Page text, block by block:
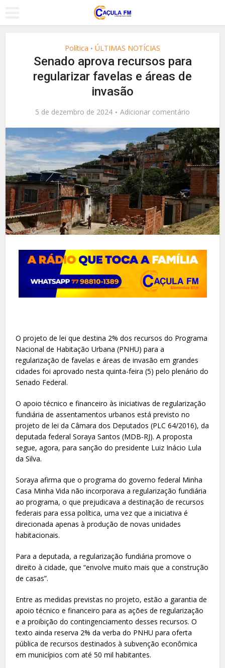
Política • ÚLTIMAS NOTÍCIAS
Senado aprova recursos para
regularizar favelas e áreas de
invasão
5 de dezembro de 2024 Adicionar comentário
O projeto de lei que destina 2% dos recursos do Programa
Nacional de Habitação Urbana (PNHU) para a
regularização de favelas e áreas de invasão em grandes
cidades foi aprovado nesta quinta-feira (5) pelo plenário do
Senado Federal.
O apoio técnico e financeiro às iniciativas de regularização
fundiária de assentamentos urbanos está previsto no
projeto de lei da Câmara dos Deputados (PLC 64/2016), da
deputada federal Soraya Santos (MDB-RJ). A proposta
segue, agora, para sanção do presidente Luiz Inácio Lula
da Silva.
Soraya afirma que o programa do governo federal Minha
Casa Minha Vida não incorporava a regularização fundiária
ao programa, o que prejudicava a destinação de recursos
federais para essa política, uma vez que a iniciativa é
direcionada apenas à produção de novas unidades
habitacionais.
Para a deputada, a regularização fundiária promove o
direito à cidade, que “envolve muito mais que a construção
de casas”.
Entre as medidas previstas no projeto, estão a garantia de
apoio técnico e financeiro para as ações de regularização
e a proibição do contingenciamento desses recursos. O
texto ainda reserva 2% da verba do PNHU para oferta
pública de recursos destinados à subvenção econômica
em municípios com até 50 mil habitantes.